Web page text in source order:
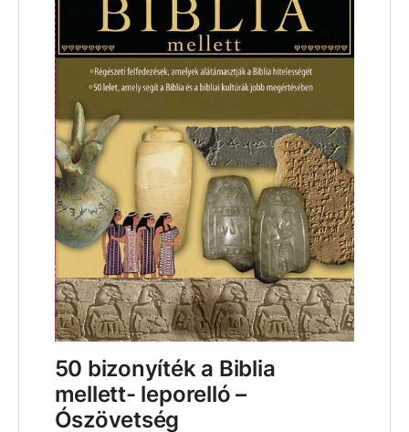
50 bizonyíték a Biblia
mellett- leporelló –
Ószövetség